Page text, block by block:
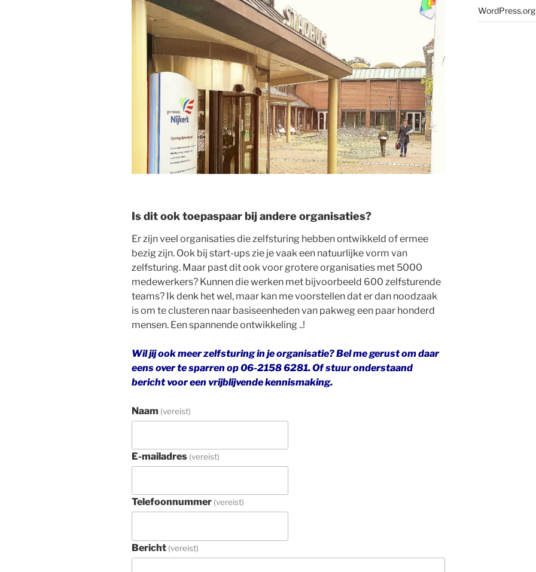
Is dit ook toepaspaar bij andere organisaties?
Er zijn veel organisaties die zelfsturing hebben ontwikkeld of ermee
bezig zijn. Ook bij start-ups zie je vaak een natuurlijke vorm van
zelfsturing. Maar past dit ook voor grotere organisaties met 5000
medewerkers? Kunnen die werken met bijvoorbeeld 600 zelfsturende
teams? Ik denk het wel, maar kan me voorstellen dat er dan noodzaak
is om te clusteren naar basiseenheden van pakweg een paar honderd
mensen. Een spannende ontwikkeling ..!
Wil jij ook meer zelfsturing in je organisatie? Bel me gerust om daar
eens over te sparren op 06-2158 6281. Of stuur onderstaand
bericht voor een vrijblijvende kennismaking.
Naam (vereist)
E-mailadres (vereist)
Telefoonnummer (vereist)
Bericht (vereist)
WordPress.org